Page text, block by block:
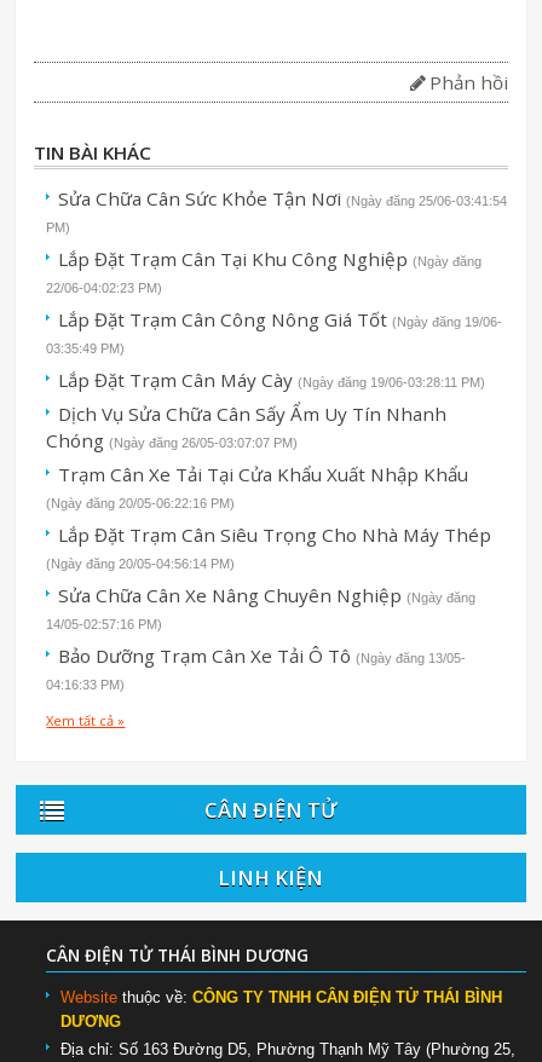
Phản hồi
TIN BÀI KHÁC
Sửa Chữa Cân Sức Khỏe Tận Nơi (Ngày đăng 25/06-03:41:54
PM)
Lắp Đặt Trạm Cân Tại Khu Công Nghiệp (Ngày đăng
22/06-04:02:23 PM)
Lắp Đặt Trạm Cân Công Nông Giá Tốt (Ngày đăng 19/06-
03:35:49 PM)
Lắp Đặt Trạm Cân Máy Cày (Ngày đăng 19/06-03:28:11 PM)
Dịch Vụ Sửa Chữa Cân Sấy Ẩm Uy Tín Nhanh
Chóng (Ngày đăng 26/05-03:07:07 PM)
Trạm Cân Xe Tải Tại Cửa Khẩu Xuất Nhập Khẩu
(Ngày đăng 20/05-06:22:16 PM)
Lắp Đặt Trạm Cân Siêu Trọng Cho Nhà Máy Thép
(Ngày đăng 20/05-04:56:14 PM)
Sửa Chữa Cân Xe Nâng Chuyên Nghiệp (Ngày đăng
14/05-02:57:16 PM)
Bảo Dưỡng Trạm Cân Xe Tải Ô Tô (Ngày đăng 13/05-
04:16:33 PM)
Xem tất cả »
CÂN ĐIỆN TỬ
LINH KIỆN
CÂN ĐIỆN TỬ THÁI BÌNH DƯƠNG
Website thuộc về:CÔNG TY TNHH CÂN ĐIỆN TỬ THÁI BÌNH
DƯƠNG
Địa chỉ: Số 163 Đường D5, Phường Thạnh Mỹ Tây (Phường 25,